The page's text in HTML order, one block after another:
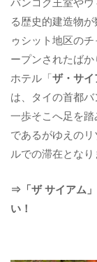
る歴史的建造物
ゥシット地区の
ープンされたば
ホテル「ザ・サ
は、タイの首都バ
一歩そこへ足を
であるがゆえの
ルでの滞在となり
⇒「ザ サイアム
い！